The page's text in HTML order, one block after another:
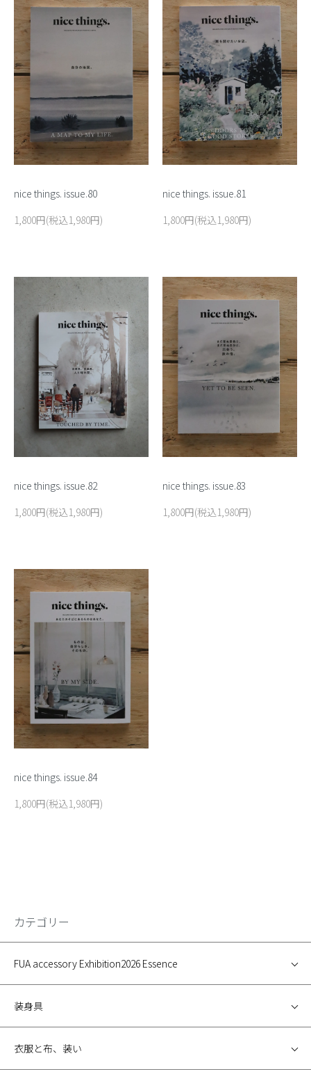
nice things. issue.80
1,800円(税込1,980円)
nice things. issue.81
1,800円(税込1,980円)
nice things. issue.82
1,800円(税込1,980円)
nice things. issue.83
1,800円(税込1,980円)
nice things. issue.84
1,800円(税込1,980円)
カテゴリー
FUA accessory Exhibition2026 Essence
装身具
衣服と布、装い